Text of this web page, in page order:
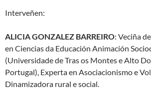
Interveñen:
ALICIA GONZALEZ BARREIRO: Veciña
en Ciencias da Educación Animación
(Universidade de Tras os Montes e Alto
Portugal), Experta en Asociacionismo e
Dinamizadora rural e social.